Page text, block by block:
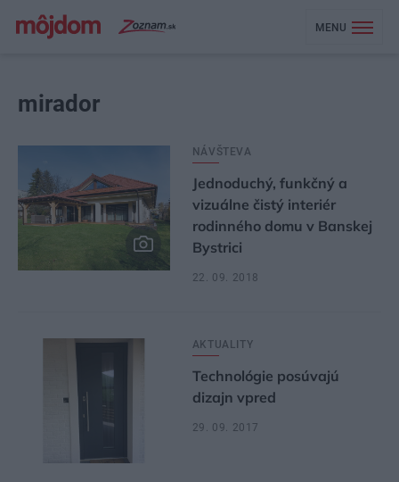
MENU
mirador
NÁVŠTEVA
Jednoduchý, funkčný a
vizuálne čistý interiér
rodinného domu v Banskej
Bystrici
22. 09. 2018
AKTUALITY
Technológie posúvajú
dizajn vpred
29. 09. 2017